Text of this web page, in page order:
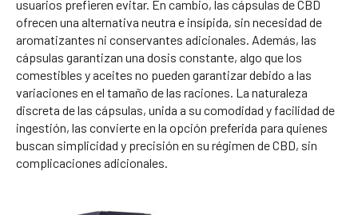
usuarios prefieren evitar. En cambio, las cápsulas de CBD
ofrecen una alternativa neutra e insípida, sin necesidad de
aromatizantes ni conservantes adicionales. Además, las
cápsulas garantizan una dosis constante, algo que los
comestibles y aceites no pueden garantizar debido a las
variaciones en el tamaño de las raciones. La naturaleza
discreta de las cápsulas, unida a su comodidad y facilidad de
ingestión, las convierte en la opción preferida para quienes
buscan simplicidad y precisión en su régimen de CBD, sin
complicaciones adicionales.